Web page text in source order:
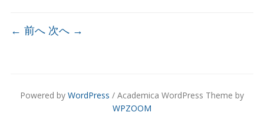
← 前へ 次へ →
Powered by WordPress / Academica WordPress Theme by
WPZOOM